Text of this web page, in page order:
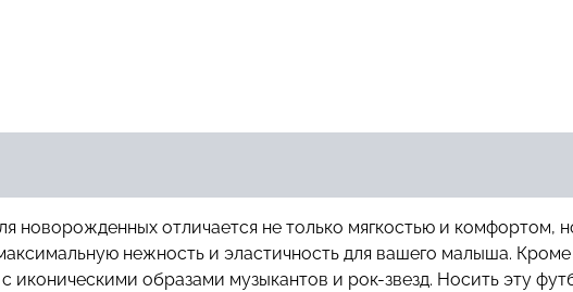
новорожденных отличается не только мягкостью и комфортом,
нежность и эластичность для вашего малыша.
образами музыкантов и рок-звезд. Носить эту